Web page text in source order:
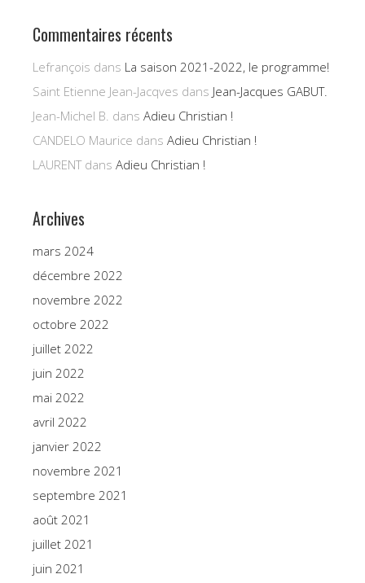
Commentaires récents
Lefrançois dans La saison 2021-2022, le programme!
Saint Etienne Jean-Jacqves dans Jean-Jacques GABUT.
Jean-Michel B. dans Adieu Christian !
CANDELO Maurice dans Adieu Christian !
LAURENTdans Adieu Christian !
Archives
mars 2024
décembre 2022
novembre 2022
octobre 2022
juillet 2022
juin 2022
mai 2022
avril 2022
janvier 2022
novembre 2021
septembre 2021
août 2021
juillet 2021
juin 2021